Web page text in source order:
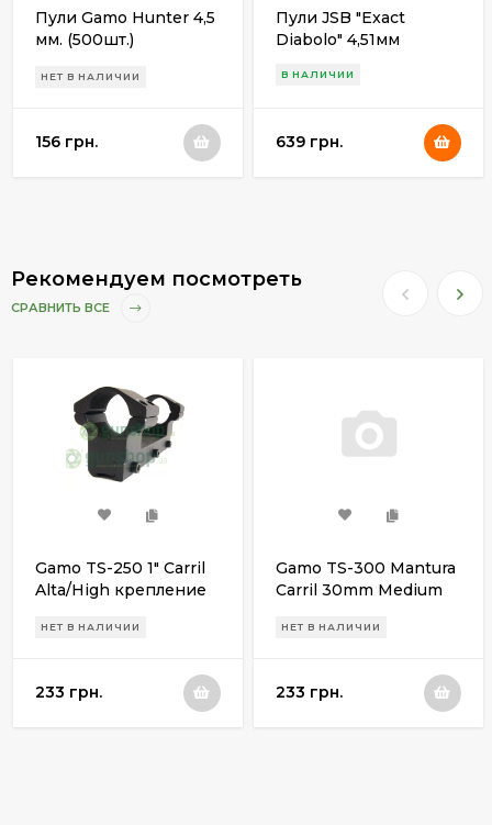
Пули Gamo Hunter 4,5
мм. (500шт.)
НЕТ В НАЛИЧИИ
156 грн.
Пули JSB "Exact
Diabolo" 4,51мм
В НАЛИЧИИ
639 грн.
Рекомендуем посмотреть
СРАВНИТЬ ВСЕ
Gamo TS-250 1" Сarril
Alta/High крепление
оптического прицела
НЕТ В НАЛИЧИИ
233 грн.
Gamo TS-300 Mantura
Carril 30mm Medium
установки
НЕТ В НАЛИЧИИ
233 грн.